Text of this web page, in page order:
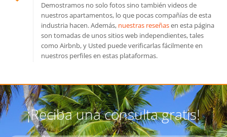
Demostramos no solo fotos sino también videos de
nuestros apartamentos, lo que pocas compañías de esta
industria hacen. Además, nuestras reseñasen esta página
son tomadas de unos sitios web independientes, tales
como Airbnb, y Usted puede verificarlas fácilmente en
nuestros perfiles en estas plataformas.
¡Reciba una consulta gratis!